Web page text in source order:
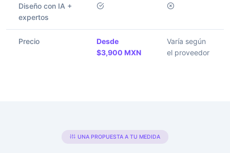
Diseño con IA +
expertos
Precio
Desde
$3,900 MXN
Varía según
el proveedor
UNA PROPUESTA A TU MEDIDA